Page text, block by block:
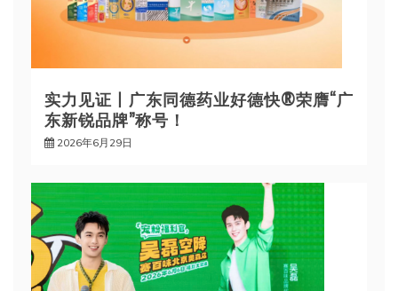
实力见证丨广东同德药业好德快®荣膺“广
东新锐品牌”称号！
2026年6月29日